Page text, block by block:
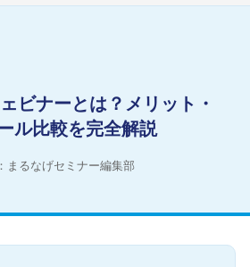
ビナーとは？メリット・
ル比較を完全解説
まるなげセミナー編集部